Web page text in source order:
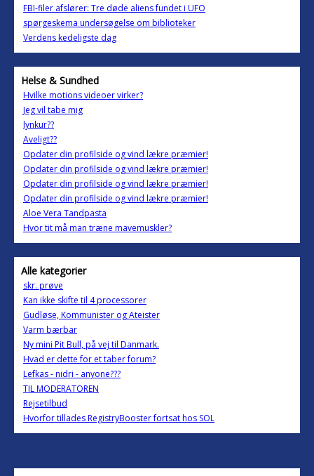
FBI-filer afslører: Tre døde aliens fundet i UFO
spørgeskema undersøgelse om biblioteker
Verdens kedeligste dag
Helse & Sundhed
Hvilke motions videoer virker?
Jeg vil tabe mig
lynkur??
Aveligt??
Opdater din profilside og vind lækre præmier!
Opdater din profilside og vind lækre præmier!
Opdater din profilside og vind lækre præmier!
Opdater din profilside og vind lækre præmier!
Aloe Vera Tandpasta
Hvor tit må man træne mavemuskler?
Alle kategorier
skr. prøve
Kan ikke skifte til 4 processorer
Gudløse, Kommunister og Ateister
Varm bærbar
Ny mini Pit Bull, på vej til Danmark.
Hvad er dette for et taber forum?
Lefkas - nidri - anyone???
TIL MODERATOREN
Rejsetilbud
Hvorfor tillades RegistryBooster fortsat hos SOL